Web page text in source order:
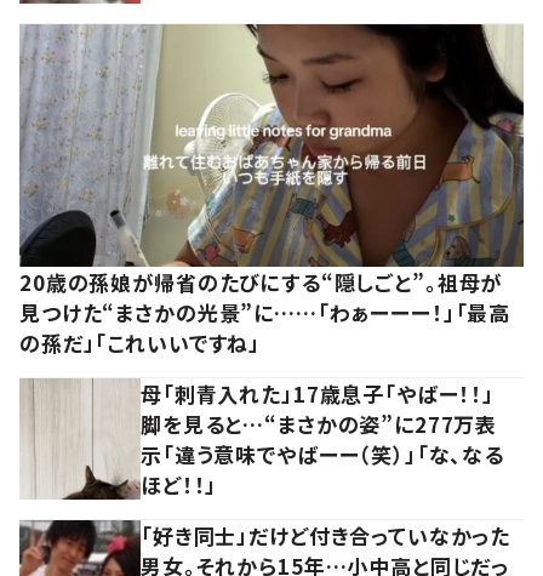
20歳の孫娘が帰省のたびにする“隠しごと”。祖母が
見つけた“まさかの光景”に……「わぁーーー！」「最高
の孫だ」「これいいですね」
母「刺青入れた」17歳息子「やばー！！」
脚を見ると…“まさかの姿”に277万表
示「違う意味でやばーー（笑）」「な、なる
ほど！！」
「好き同士」だけど付き合っていなかった
男女。それから15年…小中高と同じだっ